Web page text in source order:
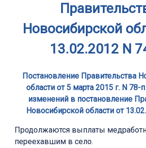
Новосибирской
13.02.2012 N
Постановление Правительства
области от 5 марта 2015 г. N 78-
изменений в постановление
Новосибирской области от
Продолжаются выплаты
переехавшим в село.